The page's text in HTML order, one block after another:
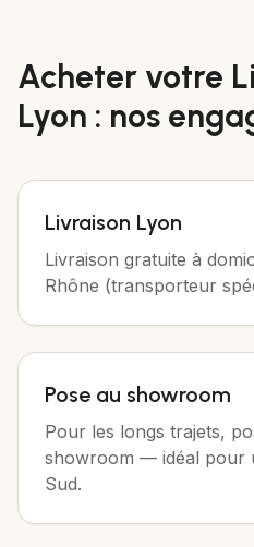
Acheter votre
Lyon : nos
Livraison Lyon
Livraison gratuite à
Rhône (transporteur
Pose au showroom
Pour les longs trajets,
showroom — idéal pour
Sud.